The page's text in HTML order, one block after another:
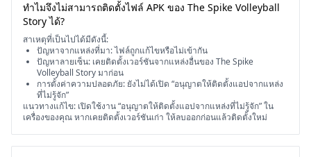
ทำไมจึงไม่สามารถติดตั้งไฟล์ APK ของ The Spike Volleyball
Story ได้?
สาเหตุที่เป็นไปได้มีดังนี้:
ปัญหาจากแหล่งที่มา: ไฟล์ถูกแก้ไขหรือไม่เข้ากัน
ปัญหาลายเซ็น: เคยติดตั้งเวอร์ชันจากแหล่งอื่นของ The Spike
Volleyball Story มาก่อน
การตั้งค่าความปลอดภัย: ยังไม่ได้เปิด “อนุญาตให้ติดตั้งแอปจากแหล่ง
ที่ไม่รู้จัก”
แนวทางแก้ไข: เปิดใช้งาน “อนุญาตให้ติดตั้งแอปจากแหล่งที่ไม่รู้จัก” ใน
เครื่องของคุณ หากเคยติดตั้งเวอร์ชันเก่า ให้ลบออกก่อนแล้วติดตั้งใหม่